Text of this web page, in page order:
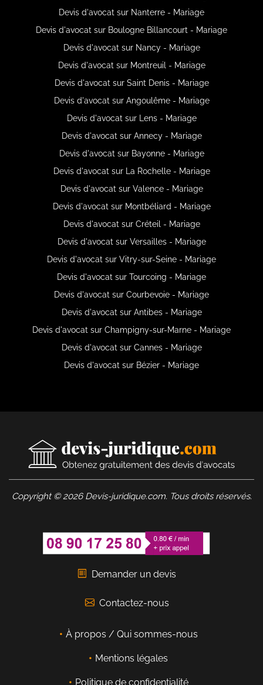
Devis d'avocat sur Nanterre - Mariage
Devis d'avocat sur Boulogne Billancourt - Mariage
Devis d'avocat sur Nancy - Mariage
Devis d'avocat sur Montreuil - Mariage
Devis d'avocat sur Saint Denis - Mariage
Devis d'avocat sur Angoulême - Mariage
Devis d'avocat sur Lens - Mariage
Devis d'avocat sur Annecy - Mariage
Devis d'avocat sur Bayonne - Mariage
Devis d'avocat sur La Rochelle - Mariage
Devis d'avocat sur Valence - Mariage
Devis d'avocat sur Montbéliard - Mariage
Devis d'avocat sur Créteil - Mariage
Devis d'avocat sur Versailles - Mariage
Devis d'avocat sur Vitry-sur-Seine - Mariage
Devis d'avocat sur Tourcoing - Mariage
Devis d'avocat sur Courbevoie - Mariage
Devis d'avocat sur Antibes - Mariage
Devis d'avocat sur Champigny-sur-Marne - Mariage
Devis d'avocat sur Cannes - Mariage
Devis d'avocat sur Bézier - Mariage
Copyright © 2026 Devis-juridique.com. Tous droits réservés.
Demander un devis
Contactez-nous
À propos / Qui sommes-nous
Mentions légales
Politique de confidentialité